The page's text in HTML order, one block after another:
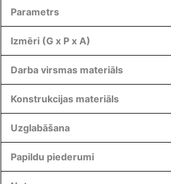
Parametrs
Izmēri (G x P x A)
Darba virsmas materiāls
Konstrukcijas materiāls
Uzglabāšana
Papildu piederumi